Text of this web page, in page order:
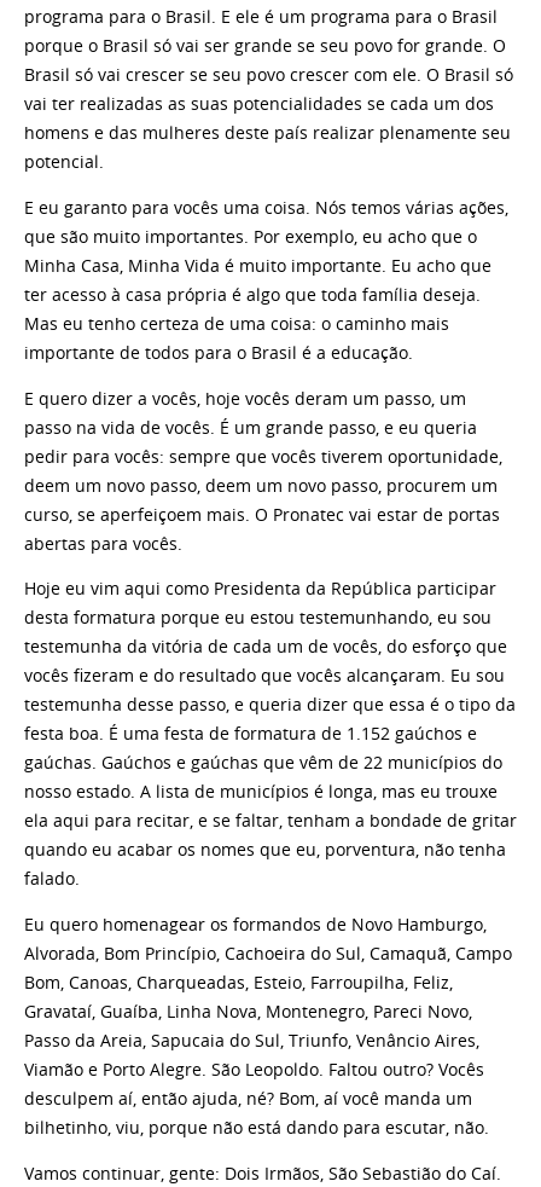
programa para o Brasil. E ele é um programa para o Brasil
porque o Brasil só vai ser grande se seu povo for grande. O
Brasil só vai crescer se seu povo crescer com ele. O Brasil só
vai ter realizadas as suas potencialidades se cada um dos
homens e das mulheres deste país realizar plenamente seu
potencial.
E eu garanto para vocês uma coisa. Nós temos várias ações,
que são muito importantes. Por exemplo, eu acho que o
Minha Casa, Minha Vida é muito importante. Eu acho que
ter acesso à casa própria é algo que toda família deseja.
Mas eu tenho certeza de uma coisa: o caminho mais
importante de todos para o Brasil é a educação.
E quero dizer a vocês, hoje vocês deram um passo, um
passo na vida de vocês. É um grande passo, e eu queria
pedir para vocês: sempre que vocês tiverem oportunidade,
deem um novo passo, deem um novo passo, procurem um
curso, se aperfeiçoem mais. O Pronatec vai estar de portas
abertas para vocês.
Hoje eu vim aqui como Presidenta da República participar
desta formatura porque eu estou testemunhando, eu sou
testemunha da vitória de cada um de vocês, do esforço que
vocês fizeram e do resultado que vocês alcançaram. Eu sou
testemunha desse passo, e queria dizer que essa é o tipo da
festa boa. É uma festa de formatura de 1.152 gaúchos e
gaúchas. Gaúchos e gaúchas que vêm de 22 municípios do
nosso estado. A lista de municípios é longa, mas eu trouxe
ela aqui para recitar, e se faltar, tenham a bondade de gritar
quando eu acabar os nomes que eu, porventura, não tenha
falado.
Eu quero homenagear os formandos de Novo Hamburgo,
Alvorada, Bom Princípio, Cachoeira do Sul, Camaquã, Campo
Bom, Canoas, Charqueadas, Esteio, Farroupilha, Feliz,
Gravataí, Guaíba, Linha Nova, Montenegro, Pareci Novo,
Passo da Areia, Sapucaia do Sul, Triunfo, Venâncio Aires,
Viamão e Porto Alegre. São Leopoldo. Faltou outro? Vocês
desculpem aí, então ajuda, né? Bom, aí você manda um
bilhetinho, viu, porque não está dando para escutar, não.
Vamos continuar, gente: Dois Irmãos, São Sebastião do Caí.